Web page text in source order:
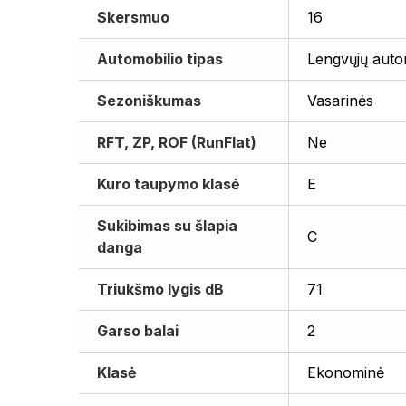
Skersmuo 16
Automobilio tipas Lengvųjų
Sezoniškumas Vasarinės
RFT, ZP, ROF (RunFlat) Ne
Kuro taupymo klasė E
Sukibimas su šlapia
danga
C
Triukšmo lygis dB 71
Garso balai 2
Klasė Ekonominė